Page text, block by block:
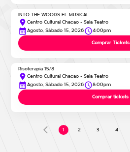
INTO THE WOODS EL MUSICAL
Centro Cultural Chacao - Sala Teatro
Agosto, Sábado 15, 2026
4:00pm
Comprar Tickets
Risoterapia 15/8
Centro Cultural Chacao - Sala Teatro
Agosto, Sábado 15, 2026
8:00pm
Comprar tickets
1 2 3 4